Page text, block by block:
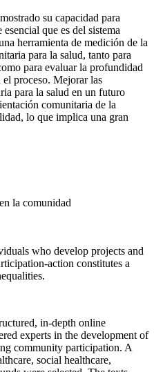
su capacidad para
que es del sistema
herramienta de medición de la
para la salud, tanto para
para evaluar la profundidad
proceso. Mejorar las
para la salud en un futuro
comunitaria de la
lo que implica una gran
la comunidad
who develop projects and
action constitutes a
in-depth online
experts in the development of
community participation. A
social healthcare,